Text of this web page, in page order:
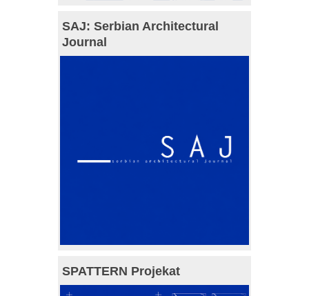
SAJ: Serbian Architectural
Journal
SPATTERN Projekat